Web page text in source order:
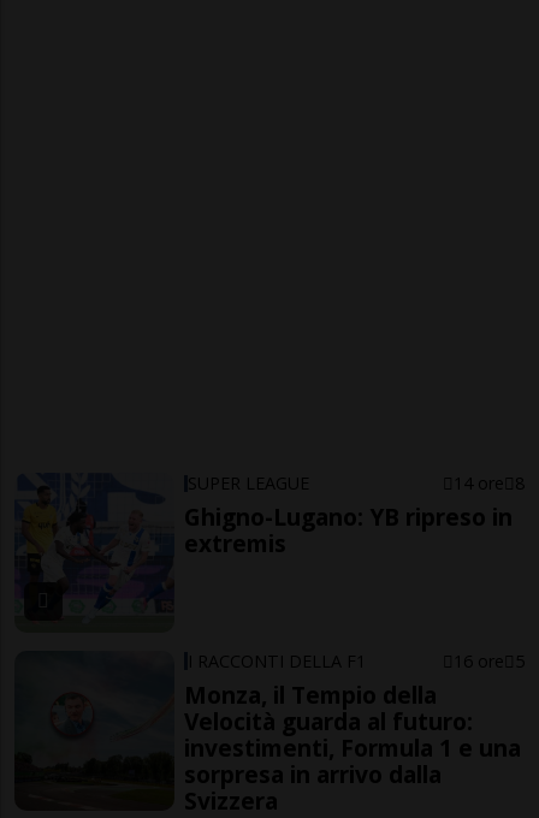
SUPER LEAGUE 14 ore 8
Ghigno-Lugano: YB ripreso in
extremis
I RACCONTI DELLA F1 16 ore 5
Monza, il Tempio della
Velocità guarda al futuro:
investimenti, Formula 1 e una
sorpresa in arrivo dalla
Svizzera